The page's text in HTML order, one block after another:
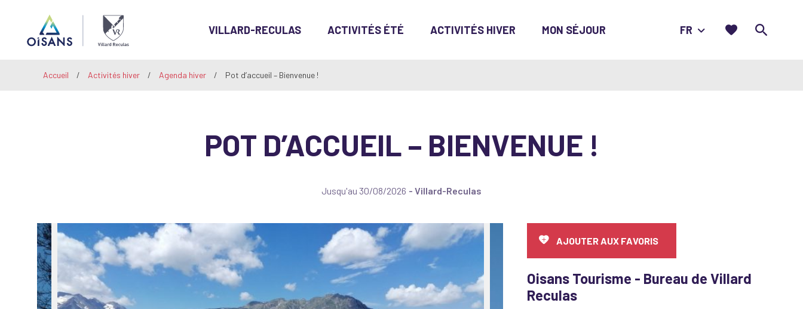
Villard-
VILLARD-RECULAS ACTIVITÉS ÉTÉ ACTIVITÉS HIVER MON SÉJOUR FR FavorisJe
recherche
Accueil / Activités hiver / Agenda hiver / Pot d’accueil – Bienvenue !
POT D’ACCUEIL – BIENVENUE !
Jusqu'au 30/08/2026 Villard-Reculas
AJOUTER AUX FAVORIS
Oisans Tourisme - Bureau de Villard
Reculas